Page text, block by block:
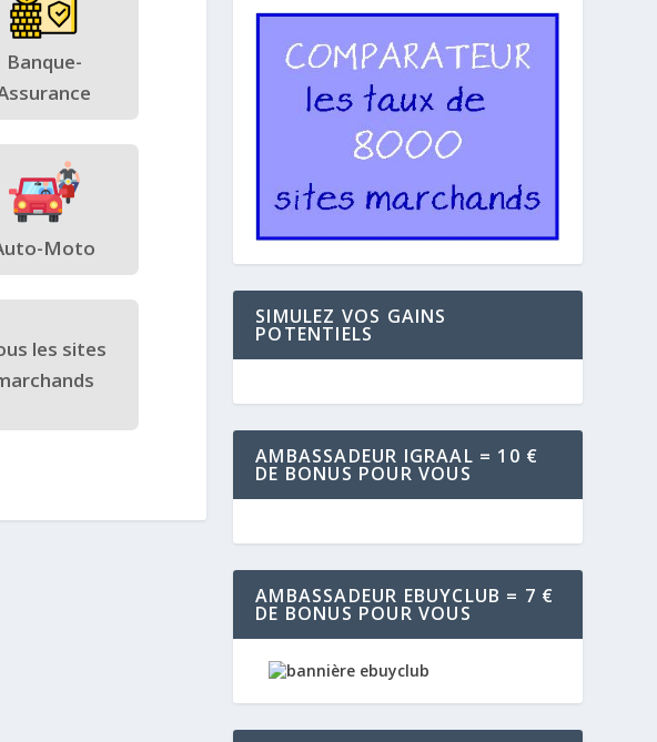
Banque-
Moto
les sites
SIMULEZ VOS GAINS
POTENTIELS
AMBASSADEUR IGRAAL = 10 €
DE BONUS POUR VOUS
AMBASSADEUR EBUYCLUB = 7 €
DE BONUS POUR VOUS